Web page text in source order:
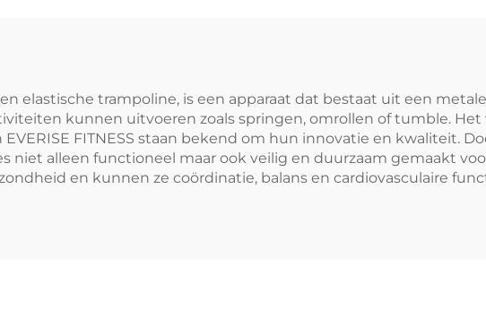
elastische trampoline, is een apparaat dat bestaat uit een
kunnen uitvoeren zoals springen, omrollen of tumble.
FITNESS staan bekend om hun innovatie en kwaliteit.
niet alleen functioneel maar ook veilig en duurzaam gemaakt
en kunnen ze coördinatie, balans en cardiovasculaire